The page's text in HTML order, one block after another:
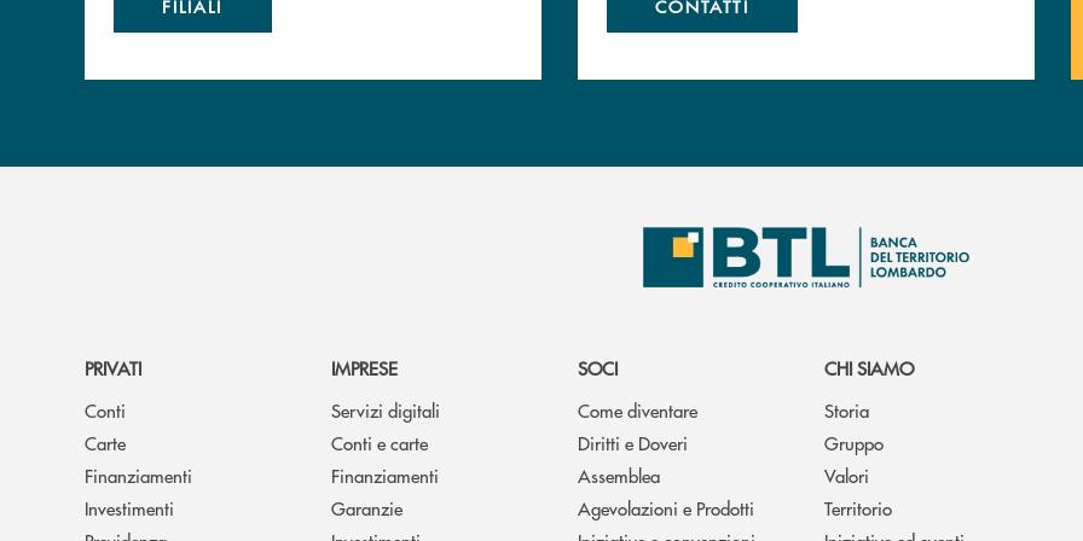
FILIALI CONTATTI
PRIVATI
Conti
Carte
Finanziamenti
Investimenti
IMPRESE
Servizi digitali
Conti e carte
Finanziamenti
Garanzie
SOCI
Come diventare
Diritti e Doveri
Assemblea
Agevolazioni e Prodotti
CHI SIAMO
Storia
Gruppo
Valori
Territorio